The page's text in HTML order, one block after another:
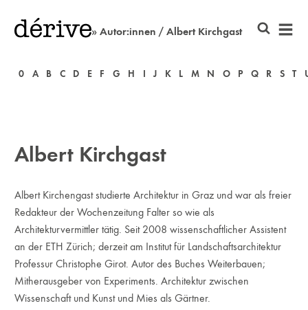
» Autor:innen / Albert Kirchgast
0 A B C D E F G H I J K L M N O P Q R S T
Albert Kirchgast
Albert Kirchengast studierte Architektur in Graz und war als freier
Redakteur der Wochenzeitung Falter so wie als
Architekturvermittler tätig. Seit 2008 wissenschaftlicher Assistent
an der ETH Zürich; derzeit am Institut für Landschaftsarchitektur
Professur Christophe Girot. Autor des Buches Weiterbauen;
Mitherausgeber von Experiments. Architektur zwischen
Wissenschaft und Kunst und Mies als Gärtner.